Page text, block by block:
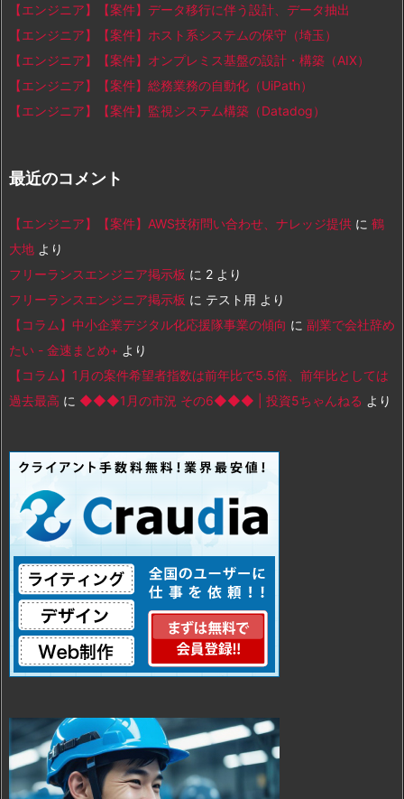
【エンジニア】【案件】データ移行に伴う設計、データ抽出
【エンジニア】【案件】ホスト系システムの保守（埼玉）
【エンジニア】【案件】オンプレミス基盤の設計・構築（AIX）
【エンジニア】【案件】総務業務の自動化（UiPath）
【エンジニア】【案件】監視システム構築（Datadog）
最近のコメント
【エンジニア】【案件】AWS技術問い合わせ、ナレッジ提供 に 鶴
大地 より
フリーランスエンジニア掲示板 に 2 より
フリーランスエンジニア掲示板 に テスト用 より
【コラム】中小企業デジタル化応援隊事業の傾向 に 副業で会社辞め
たい - 金速まとめ+ より
【コラム】1月の案件希望者指数は前年比で5.5倍、前年比としては
過去最高 に ◆◆◆1月の市況 その6◆◆◆ | 投資5ちゃんねる より